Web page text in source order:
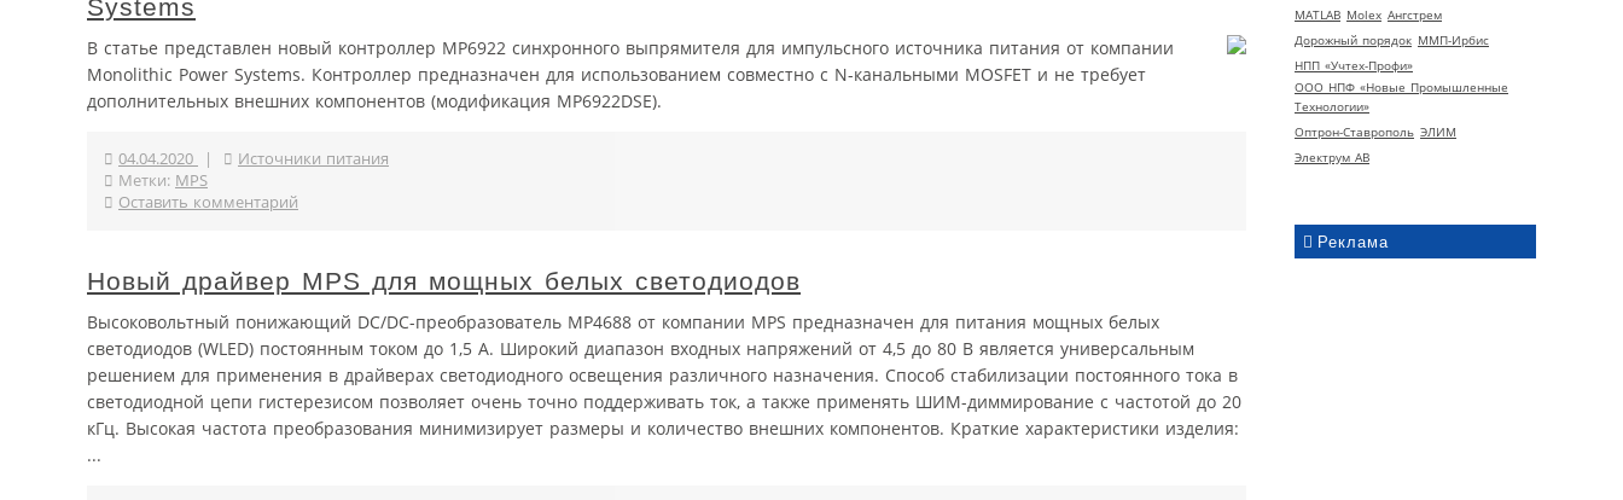
MATLAB Molex Ангстрем
Дорожный порядок ММП-Ирбис
НПП «Учтех-Профи»
ООО НПФ «Новые Промышленные
Технологии»
Оптрон-Ставрополь ЭЛИМ
Электрум АВ
Реклама
Systems
В статье представлен новый контроллер MP6922 синхронного выпрямителя для импульсного источника питания от компании
Monolithic Power Systems. Контроллер предназначен для использованием совместно с N-канальными MOSFET и не требует
дополнительных внешних компонентов (модификация MP6922DSE).
04.04.2020 |
Источники питания
Метки: MPS
Оставить комментарий
Новый драйвер MPS для мощных белых светодиодов
Высоковольтный понижающий DC/DC-преобразователь MP4688 от компании MPS предназначен для питания мощных белых
светодиодов (WLED) постоянным током до 1,5 A. Широкий диапазон входных напряжений от 4,5 до 80 В является универсальным
решением для применения в драйверах светодиодного освещения различного назначения. Способ стабилизации постоянного тока в
светодиодной цепи гистерезисом позволяет очень точно поддерживать ток, а также применять ШИМ-диммирование с частотой до 20
кГц. Высокая частота преобразования минимизирует размеры и количество внешних компонентов. Краткие характеристики изделия:
...